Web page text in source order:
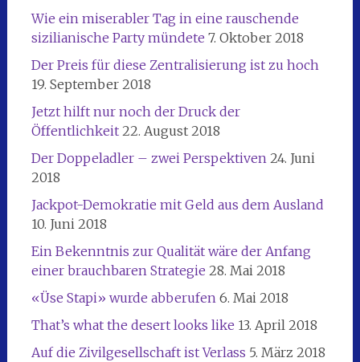
Wie ein miserabler Tag in eine rauschende
sizilianische Party mündete 7. Oktober 2018
Der Preis für diese Zentralisierung ist zu hoch
19. September 2018
Jetzt hilft nur noch der Druck der
Öffentlichkeit 22. August 2018
Der Doppeladler – zwei Perspektiven 24. Juni
2018
Jackpot-Demokratie mit Geld aus dem Ausland
10. Juni 2018
Ein Bekenntnis zur Qualität wäre der Anfang
einer brauchbaren Strategie 28. Mai 2018
«Üse Stapi» wurde abberufen 6. Mai 2018
That’s what the desert looks like 13. April 2018
Auf die Zivilgesellschaft ist Verlass 5. März 2018